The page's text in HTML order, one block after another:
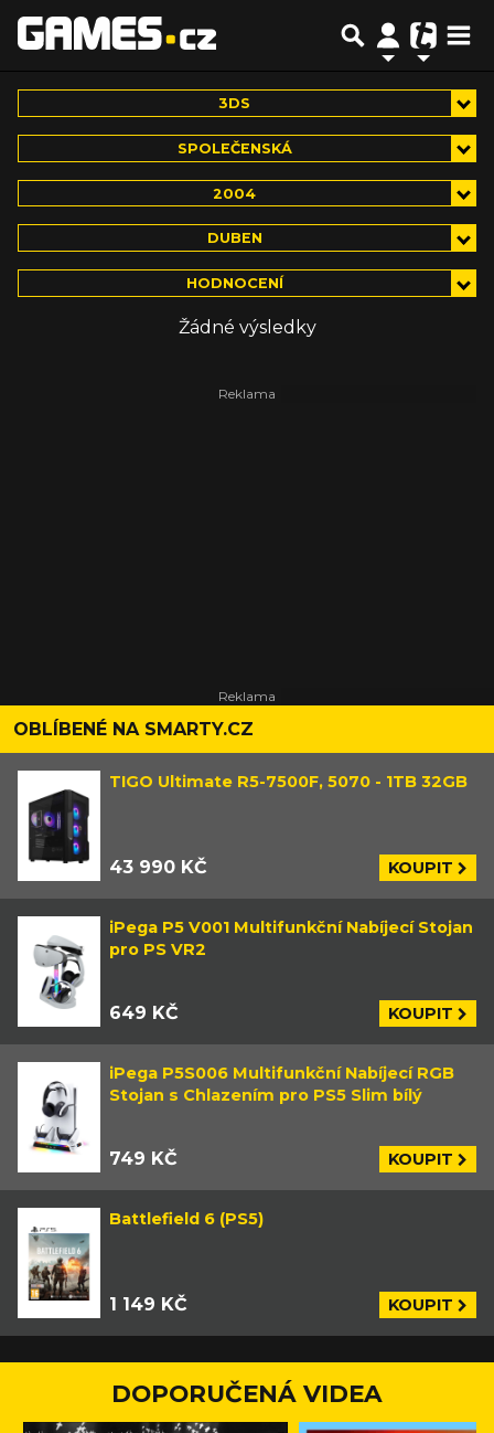
3DS
SPOLEČENSKÁ
2004
DUBEN
HODNOCENÍ
Žádné výsledky
OBLÍBENÉ NA SMARTY.CZ
TIGO Ultimate R5-7500F, 5070 - 1TB 32GB
43 990 KČ KOUPIT
iPega P5 V001 Multifunkční Nabíjecí Stojan
pro PS VR2
649 KČ KOUPIT
iPega P5S006 Multifunkční Nabíjecí RGB
Stojan s Chlazením pro PS5 Slim bílý
749 KČ KOUPIT
Battlefield 6 (PS5)
1 149 KČ KOUPIT
DOPORUČENÁ VIDEA